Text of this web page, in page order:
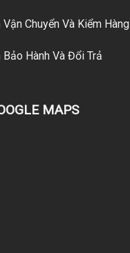
Vận Chuyển Và Kiểm Hàng
Bảo Hành Và Đổi Trả
MAPS